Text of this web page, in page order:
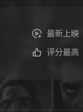
最新上映
评分最高